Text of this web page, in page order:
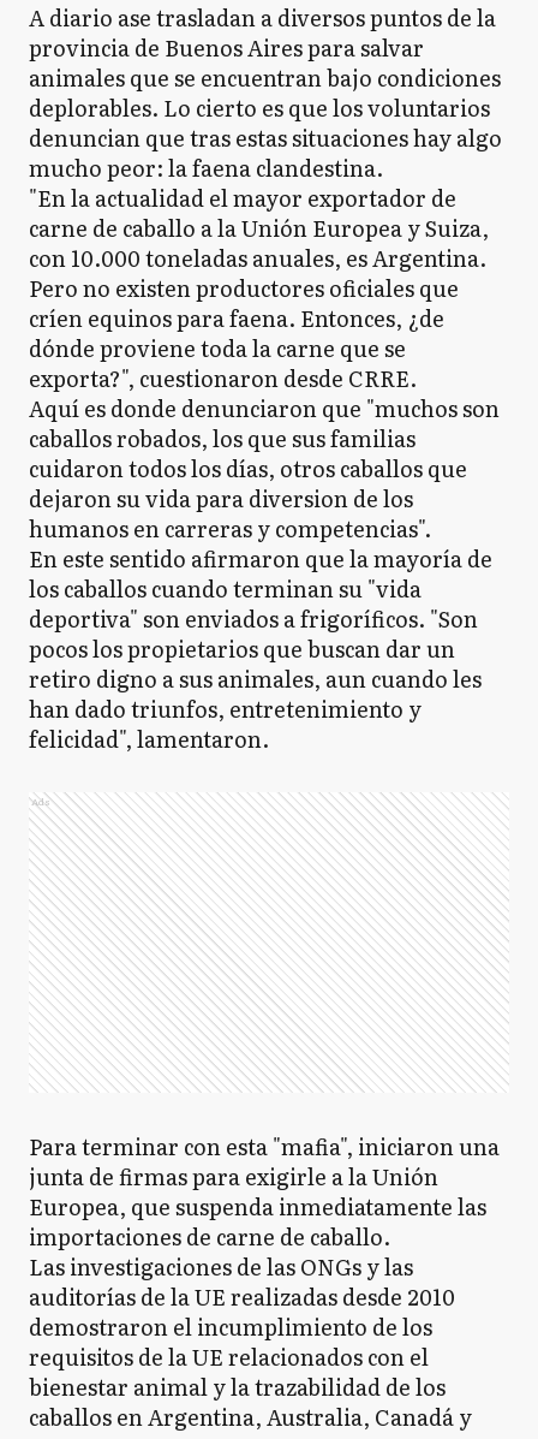
A diario ase trasladan a diversos puntos de la
provincia de Buenos Aires para salvar
animales que se encuentran bajo condiciones
deplorables. Lo cierto es que los voluntarios
denuncian que tras estas situaciones hay algo
mucho peor: la faena clandestina.
"En la actualidad el mayor exportador de
carne de caballo a la Unión Europea y Suiza,
con 10.000 toneladas anuales, es Argentina.
Pero no existen productores oficiales que
críen equinos para faena. Entonces, ¿de
dónde proviene toda la carne que se
exporta?", cuestionaron desde CRRE.
Aquí es donde denunciaron que "muchos son
caballos robados, los que sus familias
cuidaron todos los días, otros caballos que
dejaron su vida para diversion de los
humanos en carreras y competencias".
En este sentido afirmaron que la mayoría de
los caballos cuando terminan su "vida
deportiva" son enviados a frigoríficos. "Son
pocos los propietarios que buscan dar un
retiro digno a sus animales, aun cuando les
han dado triunfos, entretenimiento y
felicidad", lamentaron.
Ads
Para terminar con esta "mafia", iniciaron una
junta de firmas para exigirle a la Unión
Europea, que suspenda inmediatamente las
importaciones de carne de caballo.
Las investigaciones de las ONGs y las
auditorías de la UE realizadas desde 2010
demostraron el incumplimiento de los
requisitos de la UE relacionados con el
bienestar animal y la trazabilidad de los
caballos en Argentina, Australia, Canadá y